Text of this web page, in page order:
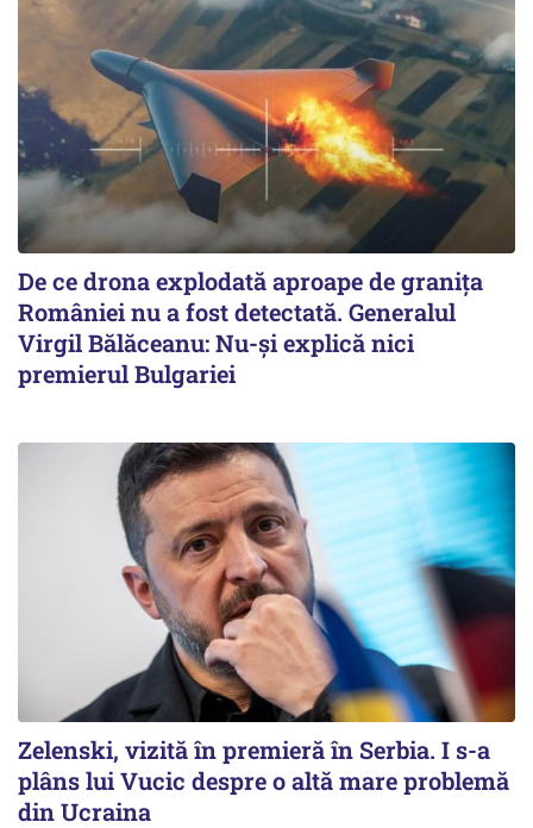
De ce drona explodată aproape de granița
României nu a fost detectată. Generalul
Virgil Bălăceanu: Nu-și explică nici
premierul Bulgariei
Zelenski, vizită în premieră în Serbia. I s-a
plâns lui Vucic despre o altă mare problemă
din Ucraina